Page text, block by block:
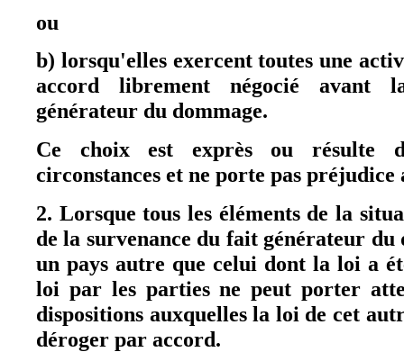
ou
b) lorsqu'elles exercent toutes une
accord librement négocié avant
générateur du dommage.
Ce choix est exprès ou résulte
circonstances et ne porte pas
2. Lorsque tous les éléments de la
de la survenance du fait générateur du
un pays autre que celui dont la loi a
loi par les parties ne peut porter
dispositions auxquelles la loi de cet
déroger par accord.